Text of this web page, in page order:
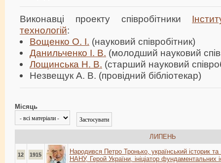
Виконавці проекту співробітники
технологій:
Вощенко О. І. (науковий співробітник)
Данильченко І. В. (молодший науковий
Лощинська Н. В. (старший науковий
Незвещук А. В. (провідний бібліотекар)
Місяць
ЛИПЕНЬ
12 1915
Народився Петро Тронько, український історик
НАНУ, Герой України, ініціатор фундаментальних